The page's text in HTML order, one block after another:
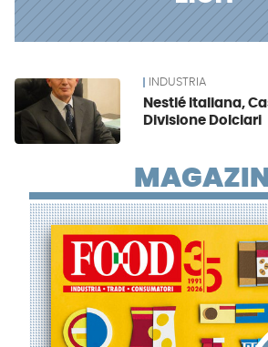
News INDUSTRIA
Nestlé Italiana,
Divisione Dolciari